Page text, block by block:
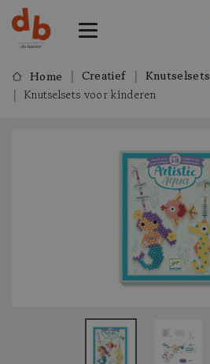
Home Creatief
Knutselsets
Knutselsets voor kinderen